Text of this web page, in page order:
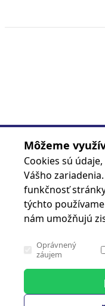
CK
Kód produktu
cash carry
Môžeme
Cookies sú
Vášho
funkčnosť
týchto
nám umožňujú
Oprávnený
záujem
Analytické